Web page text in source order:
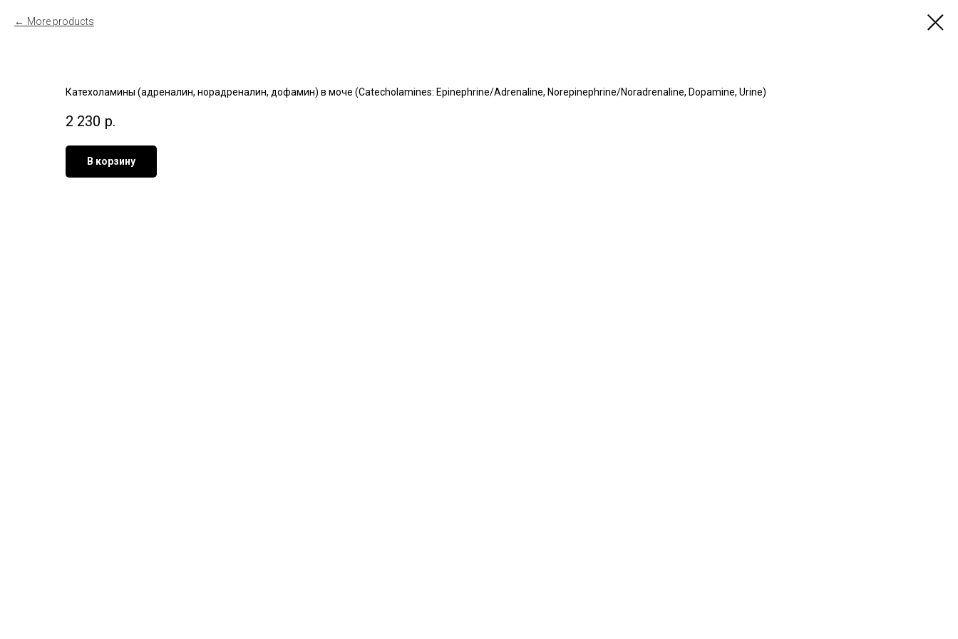
More products
Катехоламины (адреналин, норадреналин, дофамин) в моче (Catecholamines: Epinephrine/Adrenaline, Norepinephrine/Noradrenaline, Dopamine, Urine)
2 230 р.
В корзину